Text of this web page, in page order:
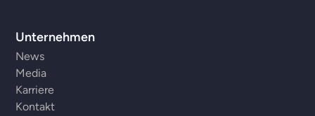
Unternehmen
News
Media
Karriere
Kontakt